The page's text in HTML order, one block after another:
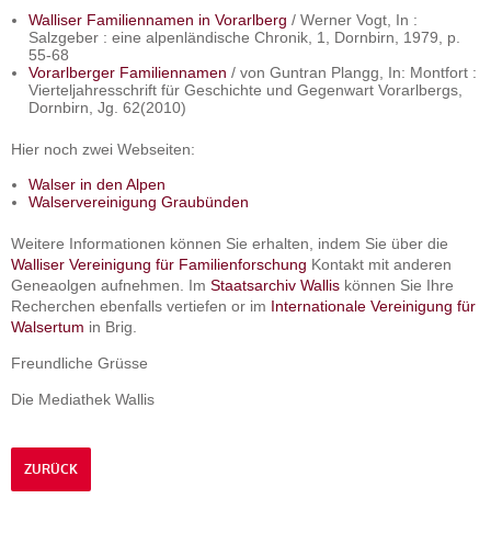
Walliser Familiennamen in Vorarlberg / Werner Vogt, In :
Salzgeber : eine alpenländische Chronik, 1, Dornbirn, 1979, p.
55-68
Vorarlberger Familiennamen / von Guntran Plangg, In: Montfort :
Vierteljahresschrift für Geschichte und Gegenwart Vorarlbergs,
Dornbirn, Jg. 62(2010)
Hier noch zwei Webseiten:
Walser in den Alpen
Walservereinigung Graubünden
Weitere Informationen können Sie erhalten, indem Sie über die
Walliser Vereinigung für Familienforschung Kontakt mit anderen
Geneaolgen aufnehmen. Im Staatsarchiv Wallis können Sie Ihre
Recherchen ebenfalls vertiefen or im Internationale Vereinigung für
Walsertum in Brig.
Freundliche Grüsse
Die Mediathek Wallis
ZURÜCK